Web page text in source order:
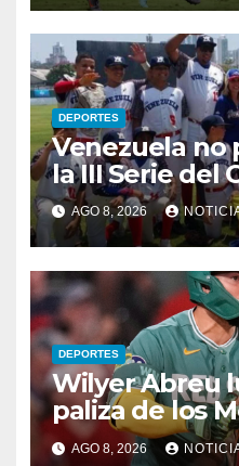
DEPORTES
Venezuela no
la III Serie del
Nayarit 2026
AGO 8, 2026
DEPORTES
Wilyer Abreu
paliza de los
sobre los
AGO 8, 2026